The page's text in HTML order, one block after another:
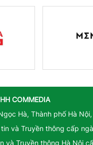
COMMEDIA
Hà, Thành phố Hà
và Truyền thông cấp
và Truyền thông Hà Nội